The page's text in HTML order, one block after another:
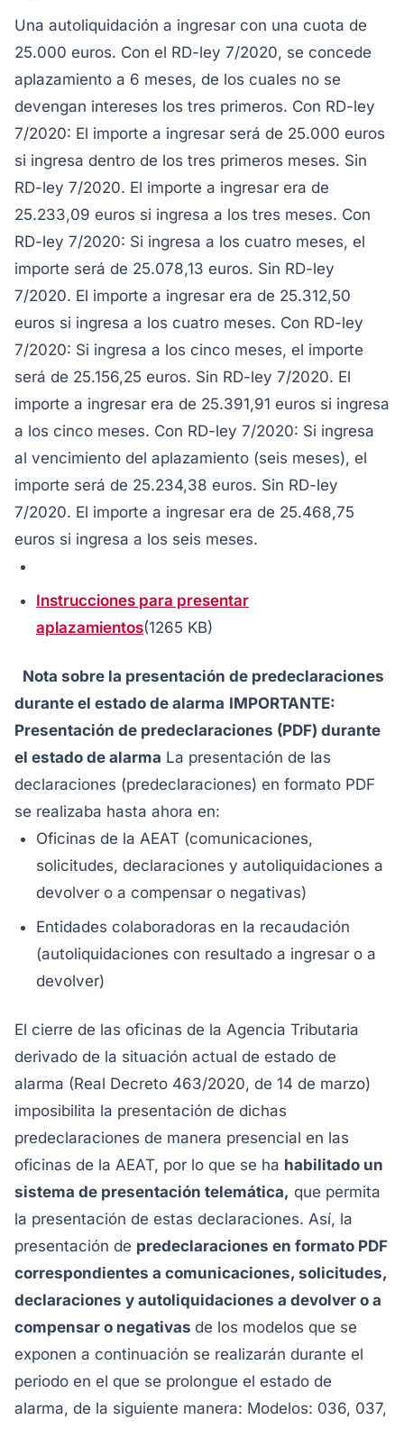
Una autoliquidación a ingresar con una cuota de
25.000 euros. Con el RD-ley 7/2020, se concede
aplazamiento a 6 meses, de los cuales no se
devengan intereses los tres primeros. Con RD-ley
7/2020: El importe a ingresar será de 25.000 euros
si ingresa dentro de los tres primeros meses. Sin
RD-ley 7/2020. El importe a ingresar era de
25.233,09 euros si ingresa a los tres meses. Con
RD-ley 7/2020: Si ingresa a los cuatro meses, el
importe será de 25.078,13 euros. Sin RD-ley
7/2020. El importe a ingresar era de 25.312,50
euros si ingresa a los cuatro meses. Con RD-ley
7/2020: Si ingresa a los cinco meses, el importe
será de 25.156,25 euros. Sin RD-ley 7/2020. El
importe a ingresar era de 25.391,91 euros si ingresa
a los cinco meses. Con RD-ley 7/2020: Si ingresa
al vencimiento del aplazamiento (seis meses), el
importe será de 25.234,38 euros. Sin RD-ley
7/2020. El importe a ingresar era de 25.468,75
euros si ingresa a los seis meses.
Instrucciones para presentar
aplazamientos(1265 KB)
Nota sobre la presentación de predeclaraciones
durante el estado de alarma IMPORTANTE:
Presentación de predeclaraciones (PDF) durante
el estado de alarma La presentación de las
declaraciones (predeclaraciones) en formato PDF
se realizaba hasta ahora en:
Oficinas de la AEAT (comunicaciones,
solicitudes, declaraciones y autoliquidaciones a
devolver o a compensar o negativas)
Entidades colaboradoras en la recaudación
(autoliquidaciones con resultado a ingresar o a
devolver)
El cierre de las oficinas de la Agencia Tributaria
derivado de la situación actual de estado de
alarma (Real Decreto 463/2020, de 14 de marzo)
imposibilita la presentación de dichas
predeclaraciones de manera presencial en las
oficinas de la AEAT, por lo que se ha habilitado un
sistema de presentación telemática, que permita
la presentación de estas declaraciones. Así, la
presentación de predeclaraciones en formato PDF
correspondientes a comunicaciones, solicitudes,
declaraciones y autoliquidaciones a devolver o a
compensar o negativas de los modelos que se
exponen a continuación se realizarán durante el
periodo en el que se prolongue el estado de
alarma, de la siguiente manera: Modelos: 036, 037,